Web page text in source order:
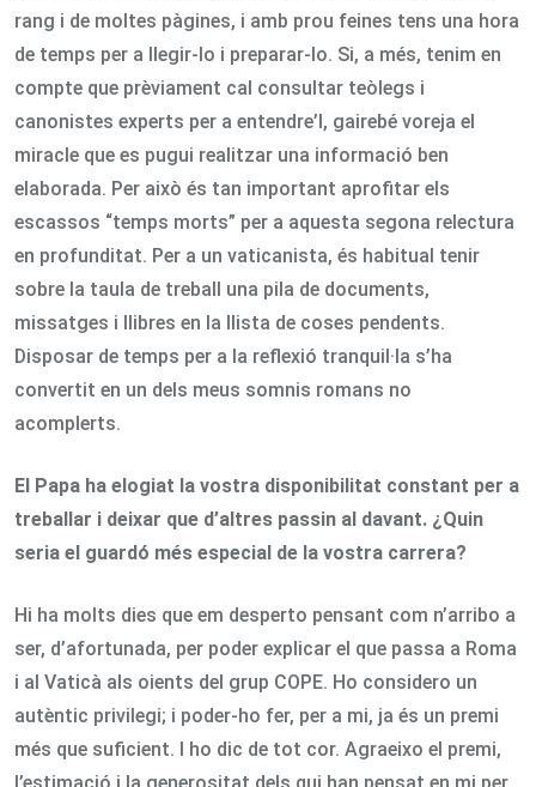
rang i de moltes pàgines, i amb prou feines tens una hora
de temps per a llegir-lo i preparar-lo. Si, a més, tenim en
compte que prèviament cal consultar teòlegs i
canonistes experts per a entendre’l, gairebé voreja el
miracle que es pugui realitzar una informació ben
elaborada. Per això és tan important aprofitar els
escassos “temps morts” per a aquesta segona relectura
en profunditat. Per a un vaticanista, és habitual tenir
sobre la taula de treball una pila de documents,
missatges i llibres en la llista de coses pendents.
Disposar de temps per a la reflexió tranquil·la s’ha
convertit en un dels meus somnis romans no
acomplerts.
El Papa ha elogiat la vostra disponibilitat constant per a
treballar i deixar que d’altres passin al davant. ¿Quin
seria el guardó més especial de la vostra carrera?
Hi ha molts dies que em desperto pensant com n’arribo a
ser, d’afortunada, per poder explicar el que passa a Roma
i al Vaticà als oients del grup COPE. Ho considero un
autèntic privilegi; i poder-ho fer, per a mi, ja és un premi
més que suficient. I ho dic de tot cor. Agraeixo el premi,